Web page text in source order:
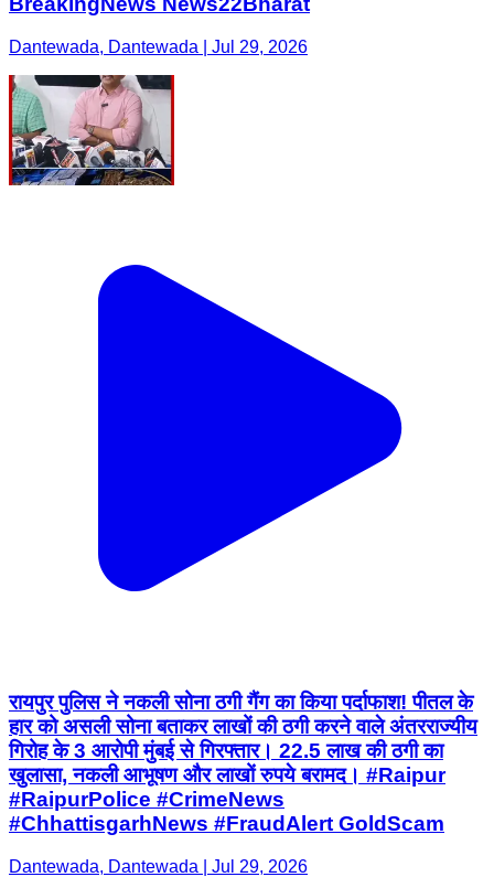
Dantewada, Dantewada | Jul 29, 2026
रायपुर पुलिस ने नकली सोना ठगी गैंग का किया पर्दाफाश! पीतल के
हार को असली सोना बताकर लाखों की ठगी करने वाले अंतरराज्यीय
गिरोह के 3 आरोपी मुंबई से गिरफ्तार। 22.5 लाख की ठगी का
खुलासा, नकली आभूषण और लाखों रुपये बरामद। #Raipur
#RaipurPolice #CrimeNews
#ChhattisgarhNews #FraudAlert GoldScam
Dantewada, Dantewada | Jul 29, 2026